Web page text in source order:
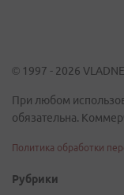
© 1997 - 2026
При любом
обязательна.
Политика обработки
Рубрики